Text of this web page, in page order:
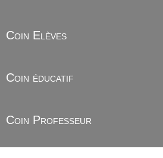
Coin Elèves
Coin éducatif
Coin Professeur